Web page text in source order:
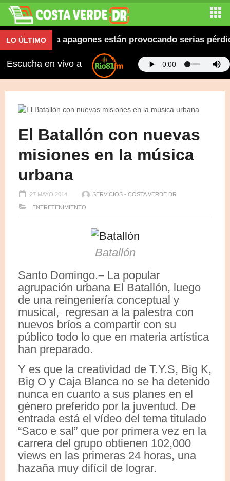
LO ÚLTIMO
denuncia apagones están provocando serias
Escucha en vivo a
El Batallón con nuevas
misiones en la música
urbana
27 MAYO 2014 SERVICIOS - COSTA VERDE DR
ENTRETENIMIENTO
Batallón
Santo Domingo.– La popular
agrupación urbana El Batallón, luego
de una reingeniería conceptual y
musical, regresan a la palestra con
nuevos bríos a compartir con su
público todo lo que en materia artística
han preparado.
Y es que la creatividad de T.Y.S, Big K,
Big O y Caja Blanca no se ha detenido
nunca en cuanto a sus planes en el
género preferido por la juventud. De
entrada está el vídeo del tema titulado
“Saco e sal” que por primera vez en la
carrera del grupo obtienen 102,000
views en las primeras 24 horas, una
hazaña muy difícil de lograr.